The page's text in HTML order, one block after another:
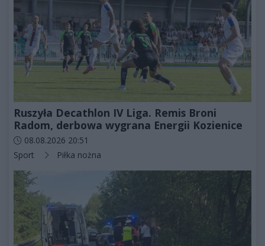
Ruszyła Decathlon IV Liga. Remis Broni
Radom, derbowa wygrana Energii Kozienice
Data dodania artykułu:
08.08.2026 20:51
Kategorie artykułu:
Sport Piłka nożna